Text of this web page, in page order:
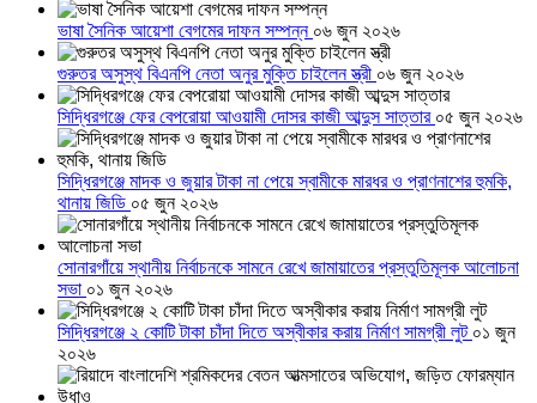
ভাষা সৈনিক আয়েশা বেগমের দাফন সম্পন্ন ০৬ জুন ২০২৬
গুরুতর অসুস্থ বিএনপি নেতা অনুর মুক্তি চাইলেন স্ত্রী ০৬ জুন ২০২৬
সিদ্ধিরগঞ্জে ফের বেপরোয়া আওয়ামী দোসর কাজী আব্দুস সাত্তার ০৫ জুন ২০২৬
সিদ্ধিরগঞ্জে মাদক ও জুয়ার টাকা না পেয়ে স্বামীকে মারধর ও প্রাণনাশের হুমকি,
থানায় জিডি ০৫ জুন ২০২৬
সোনারগাঁয়ে স্থানীয় নির্বাচনকে সামনে রেখে জামায়াতের প্রস্তুতিমূলক আলোচনা
সভা ০১ জুন ২০২৬
সিদ্ধিরগঞ্জে ২ কোটি টাকা চাঁদা দিতে অস্বীকার করায় নির্মাণ সামগ্রী লুট ০১ জুন
২০২৬